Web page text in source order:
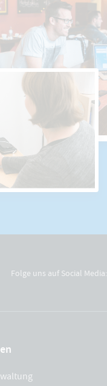
Folge uns auf Social Media: